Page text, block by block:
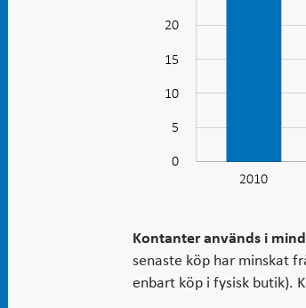
10
0
5
10
15
20
2010
Kontanter används i
senaste köp har minskat
enbart köp i fysisk butik).